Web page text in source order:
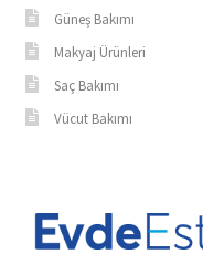
Güneş Bakımı
Makyaj Ürünleri
Saç Bakımı
Vücut Bakımı